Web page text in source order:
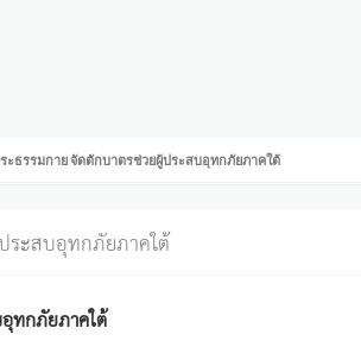
ะธรรมกาย จัดตักบาตรช่วยผู้ประสบอุทกภัยภาคใต้
ระสบอุทกภัยภาคใต้
ทกภัยภาคใต้